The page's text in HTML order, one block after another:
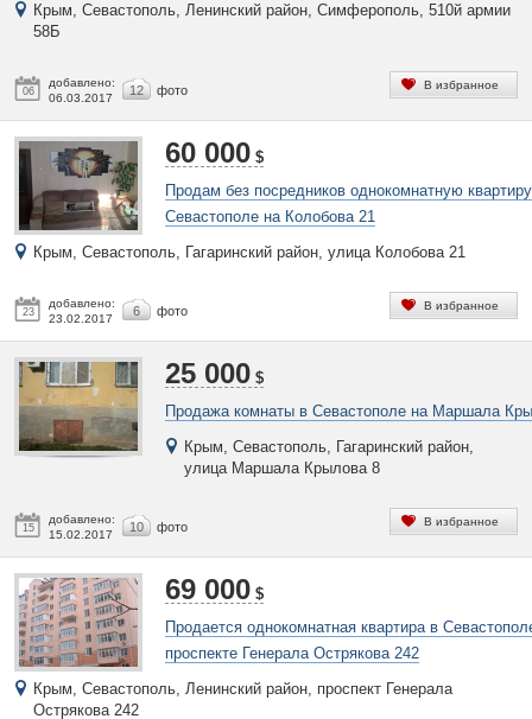
06
добавлено:
06.03.2017
12 фото
Крым, Севастополь, Ленинский район, Симферополь, 510й армии
58Б
В избранное
23
добавлено:
23.02.2017
6 фото
60 000 $
Продам без посредников однокомнатную
Севастополе на Колобова 21
Крым, Севастополь, Гагаринский район, улица Колобова 21
В избранное
15
добавлено:
15.02.2017
10 фото
25 000 $
Продажа комнаты в Севастополе на Маршала
Крым, Севастополь, Гагаринский район,
улица Маршала Крылова 8
В избранное
69 000 $
Продается однокомнатная квартира в
проспекте Генерала Острякова 242
Крым, Севастополь, Ленинский район, проспект Генерала
Острякова 242